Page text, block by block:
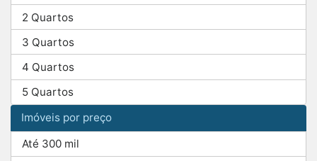
2 Quartos
3 Quartos
4 Quartos
5 Quartos
Imóveis por preço
Até 300 mil